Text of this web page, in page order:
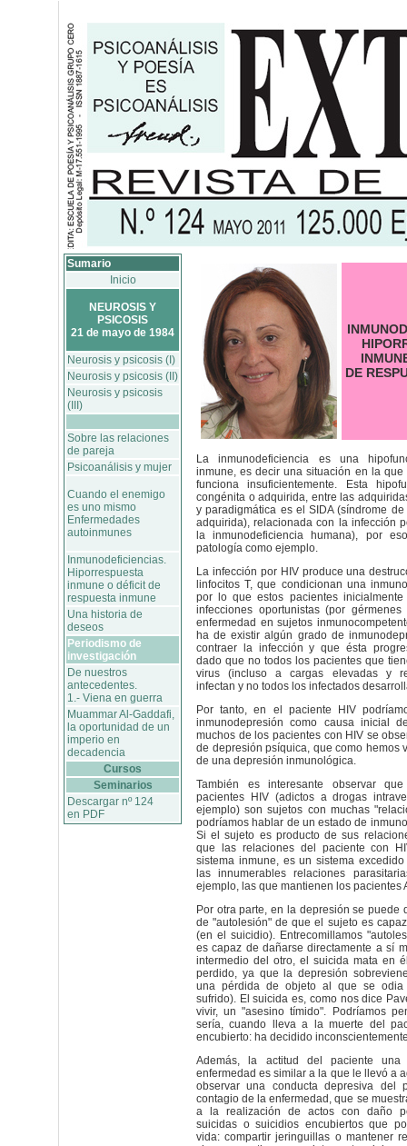
Sumario
Inicio
NEUROSIS Y
PSICOSIS
21 de mayo de 1984
Neurosis y psicosis (I)
Neurosis y psicosis (II)
Neurosis y psicosis
(III)
Sobre las relaciones
de pareja
Psicoanálisis y mujer
Cuando el enemigo
es uno mismo
Enfermedades
autoinmunes
Inmunodeficiencias.
Hiporrespuesta
inmune o déficit de
respuesta inmune
Una historia de
deseos
Periodismo de
investigación
De nuestros
antecedentes.
1.- Viena en guerra
Muammar Al-Gaddafi,
la oportunidad de un
imperio en
decadencia
Cursos
Seminarios
Descargar nº 124
en PDF
DE
La inmunodeficiencia es una
inmune, es decir una situación en la que
funciona insuficientemente. Esta
congénita o adquirida, entre las
y paradigmática es el SIDA (síndrome
adquirida), relacionada con la infección
la inmunodeficiencia humana), por
patología como ejemplo.
La infección por HIV produce una
linfocitos T, que condicionan una
por lo que estos pacientes
infecciones oportunistas (por
enfermedad en sujetos
ha de existir algún grado de
contraer la infección y que ésta
dado que no todos los pacientes que
virus (incluso a cargas elevadas y
infectan y no todos los infectados
Por tanto, en el paciente HIV
inmunodepresión como causa inicial
muchos de los pacientes con HIV se
de depresión psíquica, que como hemos
de una depresión inmunológica.
También es interesante observar
pacientes HIV (adictos a drogas
ejemplo) son sujetos con muchas
podríamos hablar de un estado de
Si el sujeto es producto de sus
que las relaciones del paciente con
sistema inmune, es un sistema
las innumerables relaciones
ejemplo, las que mantienen los pacientes
Por otra parte, en la depresión se puede
de "autolesión" de que el sujeto es
(en el suicidio). Entrecomillamos
es capaz de dañarse directamente a sí
intermedio del otro, el suicida mata en
perdido, ya que la depresión
una pérdida de objeto al que se odia
sufrido). El suicida es, como nos dice
vivir, un "asesino tímido". Podríamos
sería, cuando lleva a la muerte del
encubierto: ha decidido
Además, la actitud del paciente
enfermedad es similar a la que le llevó a
observar una conducta depresiva del
contagio de la enfermedad, que se
a la realización de actos con daño
suicidas o suicidios encubiertos que
vida: compartir jeringuillas o mantener